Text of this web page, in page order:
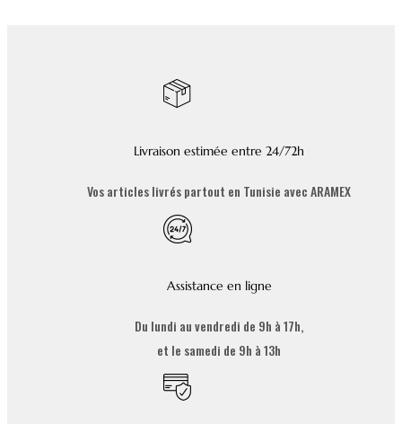
Livraison estimée entre 24/72h
Vos articles livrés partout en Tunisie avec ARAMEX
Assistance en ligne
Du lundi au vendredi de 9h à 17h,
et le samedi de 9h à 13h